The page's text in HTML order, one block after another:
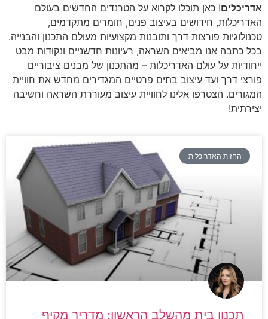
אדריכלים! כאן תוכלו לקרוא על הטרנדים החדשים בעולם
האדריכלות, חידושים בעיצוב פנים, חומרים מתקדמים,
טכנולוגיות פורצות דרך ותובנות מקצועיות מעולם התכנון והבנייה.
בכל כתבה אנו מביאים השראה, רעיונות חדשניים ונקודות מבט
ייחודיות על עולם האדריכלות – מהתכנון של מבנים ציבוריים
פורצי דרך ועד עיצוב בתים פרטיים המגדירים מחדש את חוויית
המגורים. הצטרפו אלינו לחוויית עיצוב מעוררת השראה וחשיבה
יצירתית!
החזית האדריכלית
תכנון בית מהשלב הראשון: מדריך מקיף